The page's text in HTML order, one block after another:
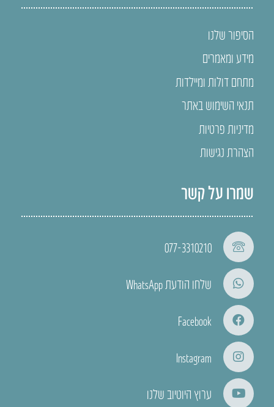
הסיפור שלנו
מידע ומאמרים
מתחם דולות ומיילדות
תנאי השימוש באתר
מדיניות פרטיות
הצהרת נגישות
שמרו על קשר
077-3310210
שלחו הודעת WhatsApp
Facebook
Instagram
ערוץ היוטיוב שלנו